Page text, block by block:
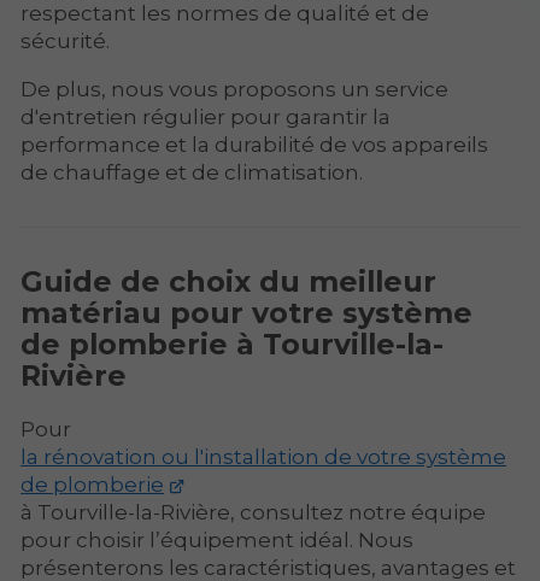
respectant les normes de qualité et de
sécurité.
De plus, nous vous proposons un service
d'entretien régulier pour garantir la
performance et la durabilité de vos appareils
de chauffage et de climatisation.
Guide de choix du meilleur
matériau pour votre système
de plomberie à Tourville-la-
Rivière
Pour
la rénovation ou l'installation de votre système
de plomberie
à Tourville-la-Rivière, consultez notre équipe
pour choisir l’équipement idéal. Nous
présenterons les caractéristiques, avantages et